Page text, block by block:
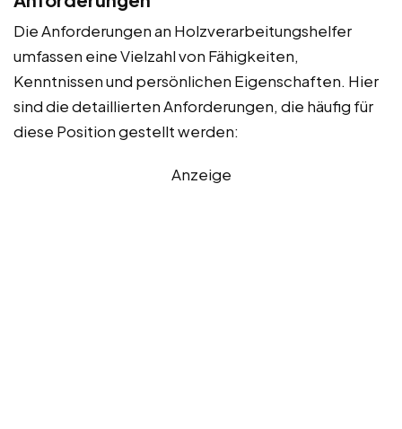
Die Anforderungen an Holzverarbeitungshelfer
umfassen eine Vielzahl von Fähigkeiten,
Kenntnissen und persönlichen Eigenschaften. Hier
sind die detaillierten Anforderungen, die häufig für
diese Position gestellt werden:
Anzeige